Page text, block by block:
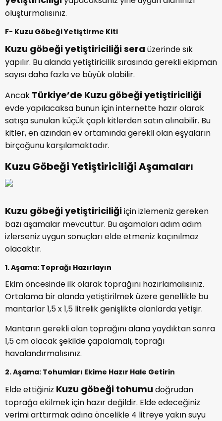
oluşturmalısınız.
F- Kuzu Göbeği Yetiştirme Kiti
Kuzu göbeği yetiştiriciliği sera üzerinde sık
yapılır. Bu alanda yetiştiricilik sırasında gerekli ekipman
sayısı daha fazla ve büyük olabilir.
Ancak Türkiye’de Kuzu göbeği yetiştiriciliği
evde yapılacaksa bunun için internette hazır olarak
satışa sunulan küçük çaplı kitlerden satın alınabilir. Bu
kitler, en azından ev ortamında gerekli olan eşyaların
birçoğunu karşılamaktadır.
Kuzu Göbeği Yetiştiriciliği Aşamaları
Kuzu göbeği yetiştiriciliğiiçin izlemeniz gereken
bazı aşamalar mevcuttur. Bu aşamaları adım adım
izlerseniz uygun sonuçları elde etmeniz kaçınılmaz
olacaktır.
1. Aşama: Toprağı Hazırlayın
Ekim öncesinde ilk olarak toprağını hazırlamalısınız.
Ortalama bir alanda yetiştirilmek üzere genellikle bu
mantarlar 1,5 x 1,5 litrelik genişlikte alanlarda yetişir.
Mantarın gerekli olan toprağını alana yaydıktan sonra
1,5 cm olacak şekilde çapalamalı, toprağı
havalandırmalısınız.
2. Aşama: Tohumları Ekime Hazır Hale Getirin
Elde ettiğiniz Kuzu göbeği tohumu doğrudan
toprağa ekilmek için hazır değildir. Elde edeceğiniz
verimi arttırmak adına öncelikle 4 litreye yakın suyu